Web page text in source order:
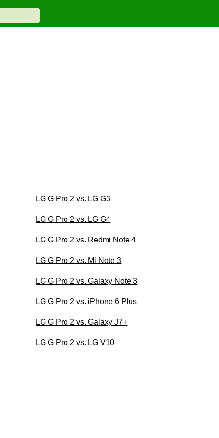
LG G Pro 2 vs. LG G3
LG G Pro 2 vs. LG G4
LG G Pro 2 vs. Redmi Note 4
LG G Pro 2 vs. Mi Note 3
LG G Pro 2 vs. Galaxy Note 3
LG G Pro 2 vs. iPhone 6 Plus
LG G Pro 2 vs. Galaxy J7+
LG G Pro 2 vs. LG V10